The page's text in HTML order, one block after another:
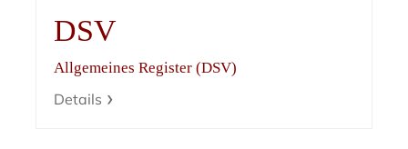
DSV
Allgemeines Register (DSV)
Details